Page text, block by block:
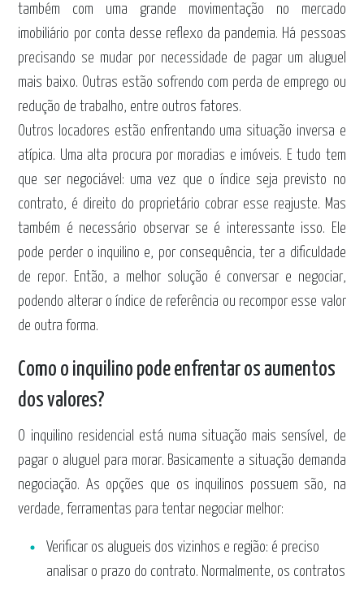
também com uma grande movimentação no mercado
imobiliário por conta desse reflexo da pandemia. Há pessoas
precisando se mudar por necessidade de pagar um aluguel
mais baixo. Outras estão sofrendo com perda de emprego ou
redução de trabalho, entre outros fatores.
Outros locadores estão enfrentando uma situação inversa e
atípica. Uma alta procura por moradias e imóveis. E tudo tem
que ser negociável: uma vez que o índice seja previsto no
contrato, é direito do proprietário cobrar esse reajuste. Mas
também é necessário observar se é interessante isso. Ele
pode perder o inquilino e, por consequência, ter a dificuldade
de repor. Então, a melhor solução é conversar e negociar,
podendo alterar o índice de referência ou recompor esse valor
de outra forma.
Como o inquilino pode enfrentar os aumentos
dos valores?
O inquilino residencial está numa situação mais sensível, de
pagar o aluguel para morar. Basicamente a situação demanda
negociação. As opções que os inquilinos possuem são, na
verdade, ferramentas para tentar negociar melhor:
Verificar os alugueis dos vizinhos e região: é preciso
analisar o prazo do contrato. Normalmente, os contratos